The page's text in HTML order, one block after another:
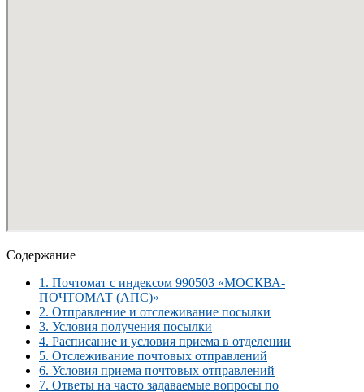
Содержание
1. Почтомат с индексом 990503 «МОСКВА-
ПОЧТОМАТ (АПС)»
2. Отправление и отслеживание посылки
3. Условия получения посылки
4. Расписание и условия приема в отделении
5. Отслеживание почтовых отправлений
6. Условия приема почтовых отправлений
7. Ответы на часто задаваемые вопросы по